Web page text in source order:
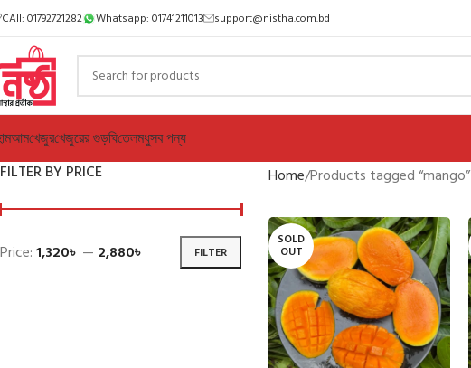
CAll: 01792721282 Whatsapp: 01741211013 support@nistha.com.bd
আমখেজুরখেজুরের গুড়ঘিতেলমধুসব পন্য
FILTER BY PRICE
FILTER
Price:1,320৳ — 2,880৳
Home Products tagged “mango”
SOLD
OUT